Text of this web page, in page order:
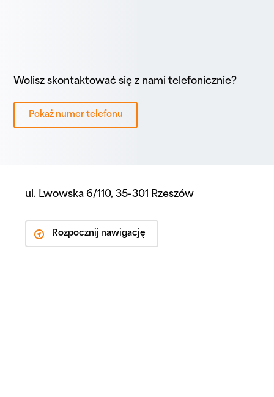
ul. Lwowska 6/110, 35-301 Rzeszów
Rozpocznij nawigację
Wolisz skontaktować się z nami telefonicznie?
Pokaż numer telefonu